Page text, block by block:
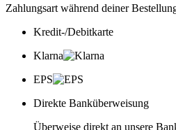
Zahlungsart während deiner
Kredit-/Debitkarte
Klarna
EPS
Direkte Banküberweisung
Überweise direkt an unsere